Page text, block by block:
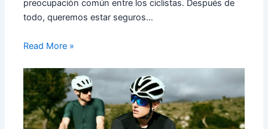
preocupación común entre los ciclistas. Después de
todo, queremos estar seguros…
Read More »